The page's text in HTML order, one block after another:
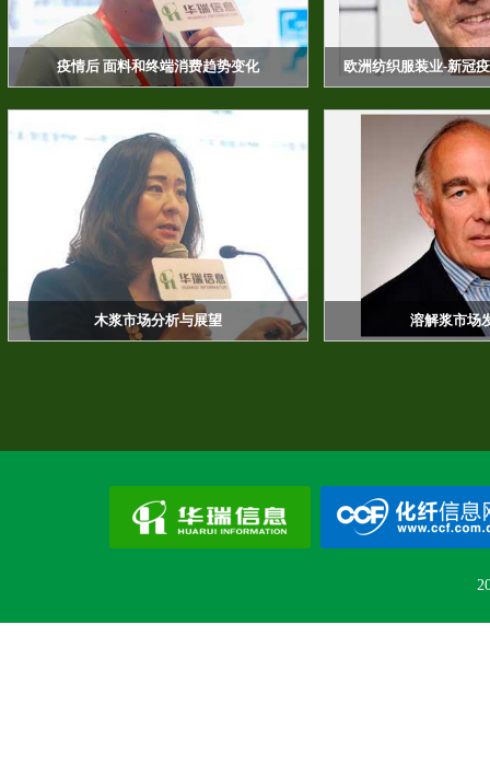
疫情后 面料和终端消费趋势变化 欧洲纺织服装业-新冠
木浆市场分析与展望 溶解浆市场